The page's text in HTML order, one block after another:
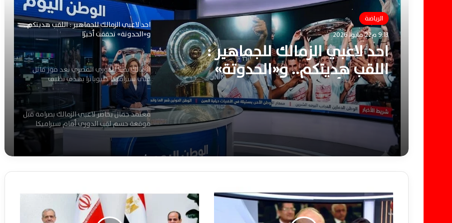
الرياضة
9:13 م22 مايو، 2026
احد لاعبي الزمالك للجماهير :
اللقب هديتكم.. و«الحدوتة»
تحققت أخيرًا
احد لاعبي الزمالك للجماهير : اللقب هديتكم..
و«الحدوتة» تحققت أخيرًا
الزمالك بطلاً للدوري المصري بعد فوز قاتل
على سيراميكا كليوباترا بهدف نظيف
معتمد جمال يحاضر لاعبي الزمالك بصرامة قبل
موقعة حسم لقب الدوري أمام سيراميكا
الأهلي يصطدم بالمصري في موقعة الحسم
الأخيرة بالدوري المصري غداً
معتمد جمال يحفز لاعبي الزمالك للدوري بعد
خسارة الكونفدرالية أمام اتحاد العاصمة
و
ز
ي
ا
ل
س